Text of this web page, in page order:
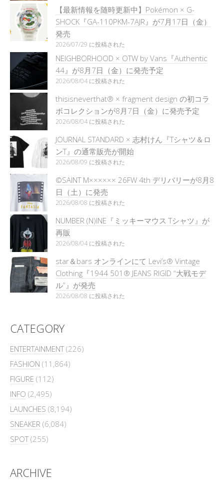
【最新情報を随時更新中】Pokémon × G-
SHOCK『GA-110PKM-7AJR』が7月17日（金）
発売
2026/07/29 に投稿された
NEIGHBORHOOD × OTW by Vans『Authentic
44』が8月7日（金）に発売予定
2026/08/04 に投稿された
thisisneverthat® × fragment design の初コラ
ボコレクションが8月7日（金）に発売予定
2026/08/04 に投稿された
JOURNAL STANDARD × 志村けん『Tシャツ＆ロ
ンT』の通常販売が開始
2026/08/09 に投稿された
©SAINT M×××××× 26FW 4th デリバリーが8月8
日（土）に発売
2026/08/08 に投稿された
NUMBER (N)INE『ミッキーマウス Tシャツ』が
再販
2026/08/04 に投稿された
star＆bars オンラインにて Levi’s® Vintage
Clothing『1944 501® JEANS RIGID “大戦モデ
ル”』が発売
2026/08/08 に投稿された
CATEGORY
ENTERTAINMENT(226)
FASHION (11,864)
FIGURE (112)
INFO (2,495)
LAUNCHES (8,194)
SNEAKER (6,084)
SPOT(255)
ARCHIVE